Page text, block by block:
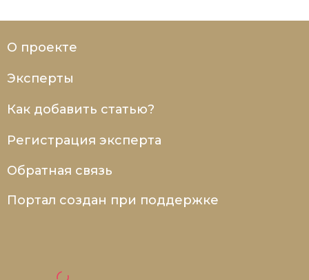
О проекте
Эксперты
Как добавить статью?
Регистрация эксперта
Обратная связь
Портал создан при поддержке